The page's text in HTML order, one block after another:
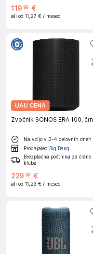
119 99 €
ali od 11,27 € / mesec
UAU CENA
Zvočnik SONOS ERA 100, črn
Na voljo v 2-4 delovnih dneh
Prodajalec Big Bang
Brezplačna poštnina za člane
kluba
229 99 €
ali od 11,23 € / mesec